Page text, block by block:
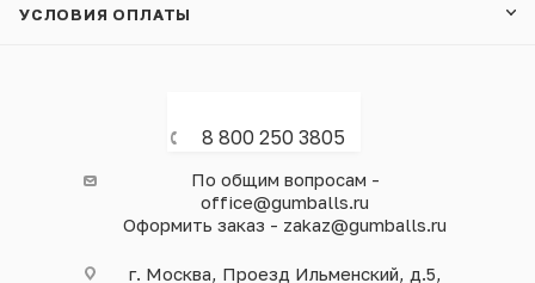
УСЛОВИЯ ОПЛАТЫ
8 800 250 3805
По общим вопросам -
office@gumballs.ru
Оформить заказ - zakaz@gumballs.ru
г. Москва, Проезд Ильменский, д.5,